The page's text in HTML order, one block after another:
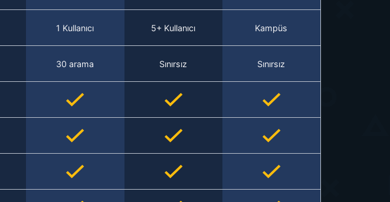
1 Kullanıcı 5+ Kullanıcı Kampüs
30 arama Sınırsız Sınırsız